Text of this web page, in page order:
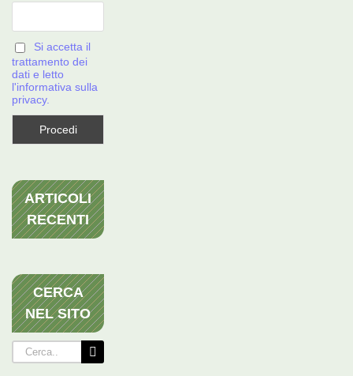
Si accetta il
trattamento dei
dati e letto
l'informativa sulla
privacy.
ARTICOLI
RECENTI
CERCA
NEL SITO
Cerca
per: